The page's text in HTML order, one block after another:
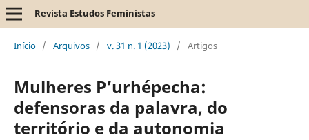
Revista Estudos Feministas
Início / Arquivos / v. 31 n. 1 (2023) / Artigos
Mulheres P’urhépecha:
defensoras da palavra, do
território e da autonomia